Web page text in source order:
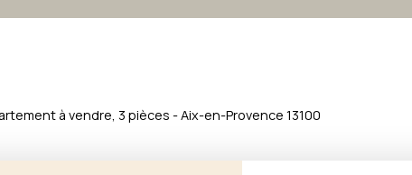
à vendre, 3 pièces - Aix-en-Provence 13100